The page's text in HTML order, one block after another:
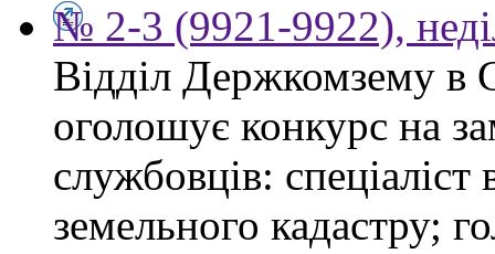
№ 2-3 (9921-9922),
Відділ Держкомзему в
оголошує конкурс на
службовців:
земельного кадастру;